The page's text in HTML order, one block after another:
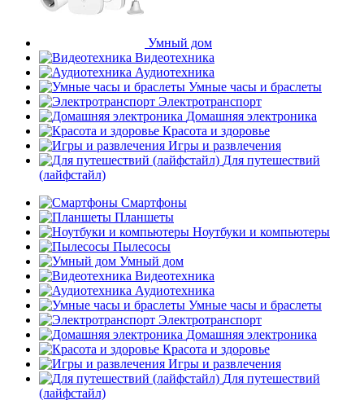
Умный дом
Видеотехника
Аудиотехника
Умные часы и браслеты
Электротранспорт
Домашняя электроника
Красота и здоровье
Игры и развлечения
Для путешествий
(лайфстайл)
Смартфоны
Планшеты
Ноутбуки и компьютеры
Пылесосы
Умный дом
Видеотехника
Аудиотехника
Умные часы и браслеты
Электротранспорт
Домашняя электроника
Красота и здоровье
Игры и развлечения
Для путешествий
(лайфстайл)
раз в 2 недели